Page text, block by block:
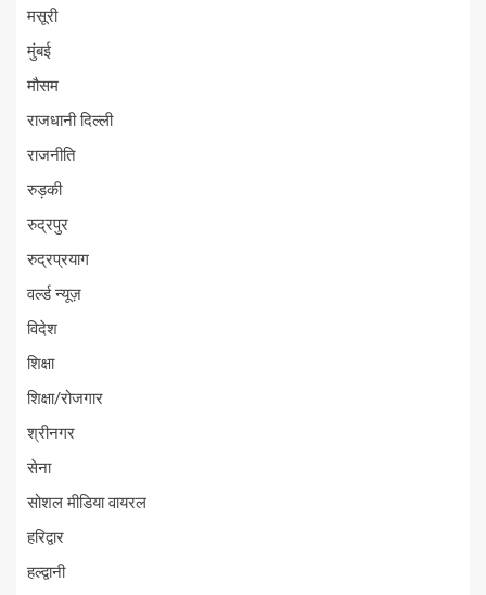
मसूरी
मुंबई
मौसम
राजधानी दिल्ली
राजनीति
रुड़की
रुद्रपुर
रुद्रप्रयाग
वर्ल्ड न्यूज़
विदेश
शिक्षा
शिक्षा/रोजगार
श्रीनगर
सेना
सोशल मीडिया वायरल
हरिद्वार
हल्द्वानी